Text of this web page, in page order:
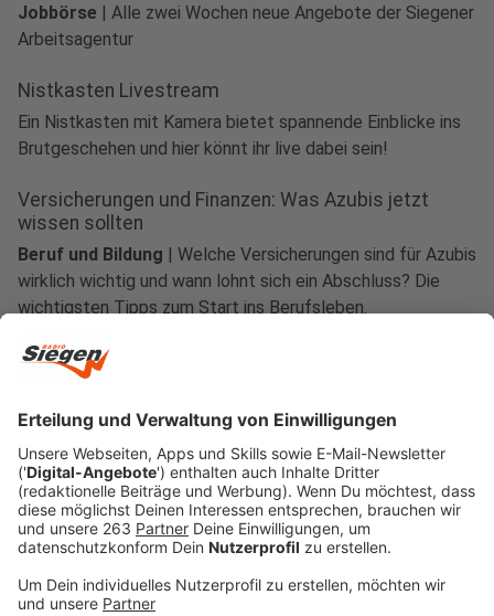
Jobbörse | Alle zwei Wochen neue Angebote der Siegener
Arbeitsagentur
Nistkasten Livestream
Ein Nistkasten mit Kamera bietet spannende Einblicke ins
Brutgeschehen und hier könnt ihr live dabei sein!
Versicherungen und Finanzen: Was Azubis jetzt
wissen sollten
Beruf und Bildung | Welche Versicherungen sind für Azubis
wirklich wichtig und wann lohnt sich ein Abschluss? Die
wichtigsten Tipps zum Start ins Berufsleben.
Häufig in Rezepten, selten im Laden: Womit Yuzu
punkten kann
Service| Die gelborange Frucht sorgt für einen intensiven
Würzpaste. Warum lohnt sich ein Blick auf die Zutatenliste
- und welche Alternativen gibt es?
Mehr laden